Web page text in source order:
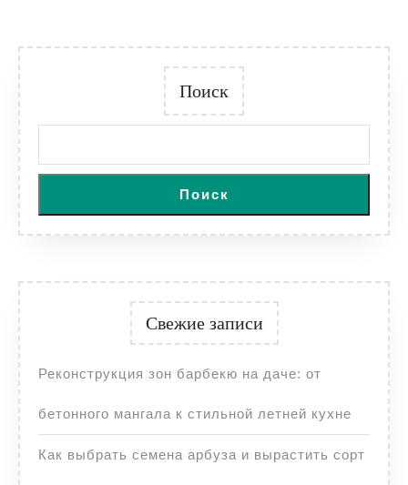
Поиск
Поиск
Свежие записи
Реконструкция зон барбекю на даче: от
бетонного мангала к стильной летней кухне
Как выбрать семена арбуза и вырастить сорт